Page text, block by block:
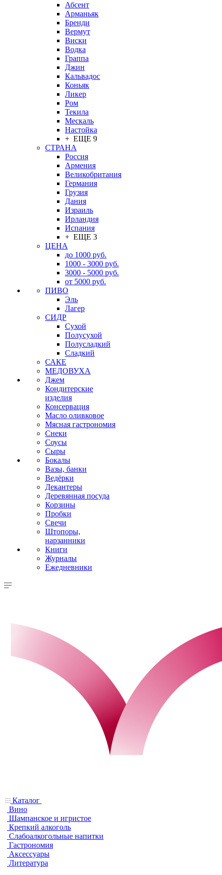
Абсент
Арманьяк
Бренди
Вермут
Виски
Водка
Граппа
Джин
Кальвадос
Коньяк
Ликер
Ром
Текила
Мескаль
Настойка
+ ЕЩЕ 9
СТРАНА
Россия
Армения
Великобритания
Германия
Грузия
Дания
Израиль
Ирландия
Испания
+ ЕЩЕ 3
ЦЕНА
до 1000 руб.
1000 - 3000 руб.
3000 - 5000 руб.
от 5000 руб.
ПИВО
Эль
Лагер
СИДР
Сухой
Полусухой
Полусладкий
Сладкий
САКЕ
МЕДОВУХА
Джем
Кондитерские
изделия
Консервация
Масло оливковое
Мясная гастрономия
Снеки
Соусы
Сыры
Бокалы
Вазы, банки
Ведёрки
Декантеры
Деревянная посуда
Корзины
Пробки
Свечи
Штопоры,
нарзанники
Книги
Журналы
Ежедневники
Каталог
Вино
Шампанское и игристое
Крепкий алкоголь
Слабоалкогольные напитки
Гастрономия
Аксессуары
Литература